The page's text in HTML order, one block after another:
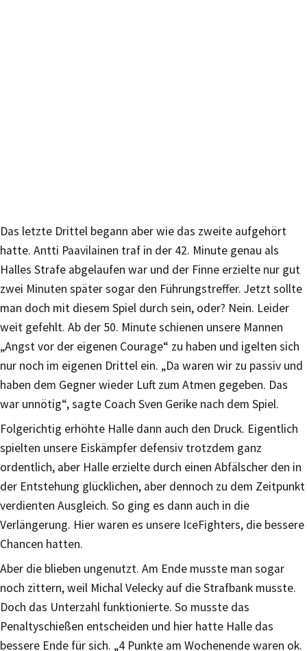
Das letzte Drittel begann aber wie das zweite aufgehört
hatte. Antti Paavilainen traf in der 42. Minute genau als
Halles Strafe abgelaufen war und der Finne erzielte nur gut
zwei Minuten später sogar den Führungstreffer. Jetzt sollte
man doch mit diesem Spiel durch sein, oder? Nein. Leider
weit gefehlt. Ab der 50. Minute schienen unsere Mannen
„Angst vor der eigenen Courage“ zu haben und igelten sich
nur noch im eigenen Drittel ein. „Da waren wir zu passiv und
haben dem Gegner wieder Luft zum Atmen gegeben. Das
war unnötig“, sagte Coach Sven Gerike nach dem Spiel.
Folgerichtig erhöhte Halle dann auch den Druck. Eigentlich
spielten unsere Eiskämpfer defensiv trotzdem ganz
ordentlich, aber Halle erzielte durch einen Abfälscher den in
der Entstehung glücklichen, aber dennoch zu dem Zeitpunkt
verdienten Ausgleich. So ging es dann auch in die
Verlängerung. Hier waren es unsere IceFighters, die bessere
Chancen hatten.
Aber die blieben ungenutzt. Am Ende musste man sogar
noch zittern, weil Michal Velecky auf die Strafbank musste.
Doch das Unterzahl funktionierte. So musste das
Penaltyschießen entscheiden und hier hatte Halle das
bessere Ende für sich. „4 Punkte am Wochenende waren ok.